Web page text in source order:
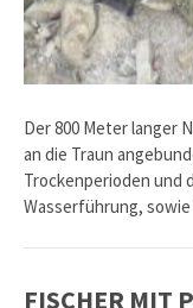
Der 800 Meter langer
an die Traun
Trockenperioden und
Wasserführung,
FISCHER MIT